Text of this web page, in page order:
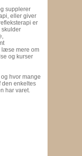
supplerer
eller giver
er
skulder
læse mere om
og kurser
hvor mange
enkeltes
har varet.